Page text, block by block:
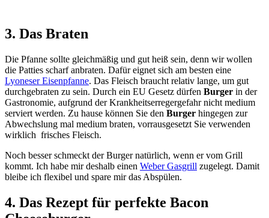
3. Das Braten
Die Pfanne sollte gleichmäßig und gut heiß sein, denn wir wollen
die Patties scharf anbraten. Dafür eignet sich am besten eine
Lyoneser Eisenpfanne. Das Fleisch braucht relativ lange, um gut
durchgebraten zu sein. Durch ein EU Gesetz dürfen Burger in der
Gastronomie, aufgrund der Krankheitserregergefahr nicht medium
serviert werden. Zu hause können Sie den Burger hingegen zur
Abwechslung mal medium braten, vorrausgesetzt Sie verwenden
wirklich frisches Fleisch.
Noch besser schmeckt der Burger natürlich, wenn er vom Grill
kommt. Ich habe mir deshalb einen Weber Gasgrill zugelegt. Damit
bleibe ich flexibel und spare mir das Abspülen.
4. Das Rezept für perfekte Bacon